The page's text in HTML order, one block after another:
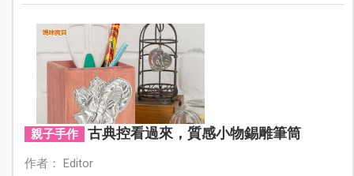
親子手作 古典控看過來，質感小物錫雕筆筒
作者： Editor